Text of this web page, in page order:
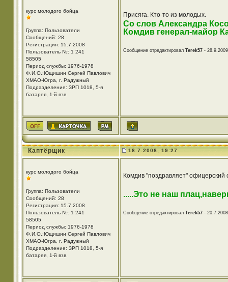
курс молодого бойца
Группа: Пользователи
Сообщений: 28
Регистрация: 15.7.2008
Пользователь №: 1 241
58505
Период службы: 1976-1978
Ф.И.О.:Ющишин Сергей Павлович
ХМАО-Югра, г. Радужный
Подразделение: ЗРП 1018, 5-я
батарея, 1-й взв.
Присяга. Кто-то из молодых.
Со слов Александра
Комдив генерал-майор
Сообщение отредактировал Terek57-
Каптёрщик 18.7.2008, 19:27
курс молодого бойца
Группа: Пользователи
Сообщений: 28
Регистрация: 15.7.2008
Пользователь №: 1 241
58505
Период службы: 1976-1978
Ф.И.О.:Ющишин Сергей Павлович
ХМАО-Югра, г. Радужный
Подразделение: ЗРП 1018, 5-я
батарея, 1-й взв.
Комдив "поздравляет" офицерский
.....Это не наш
Сообщение отредактировал Terek57-